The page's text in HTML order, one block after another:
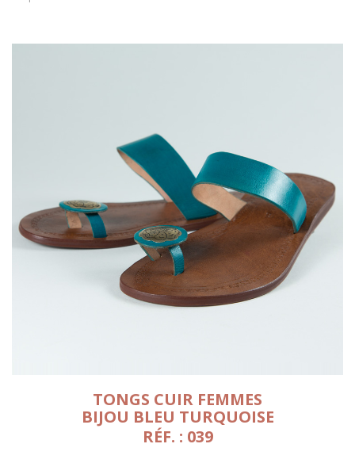
TONGS CUIR FEMMES
BIJOU BLEU TURQUOISE
RÉF. : 039